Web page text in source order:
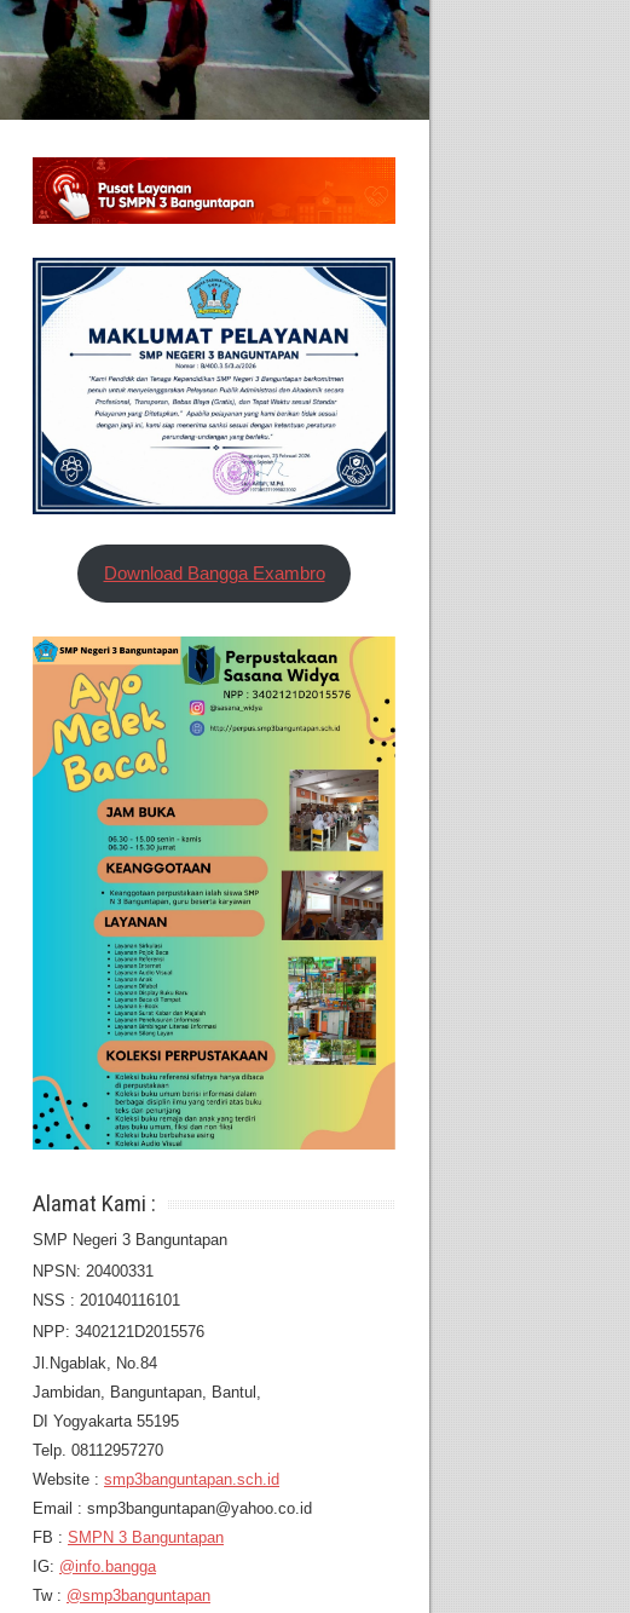
Download Bangga Exambro
Alamat Kami :
SMP Negeri 3 Banguntapan
NPSN: 20400331
NSS : 201040116101
NPP: 3402121D2015576
Jl.Ngablak, No.84
Jambidan, Banguntapan, Bantul,
DI Yogyakarta 55195
Telp. 08112957270
Website : smp3banguntapan.sch.id
Email : smp3banguntapan@yahoo.co.id
FB : SMPN 3 Banguntapan
IG: @info.bangga
Tw : @smp3banguntapan